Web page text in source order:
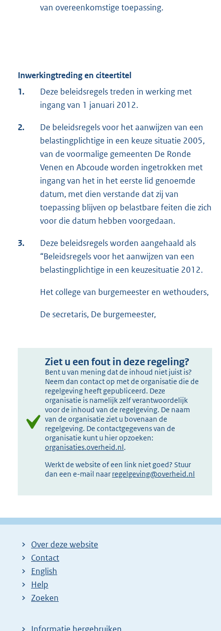
van overeenkomstige toepassing.
Inwerkingtreding en citeertitel
1.
Deze beleidsregels treden in werking met
ingang van 1 januari 2012.
2.
De beleidsregels voor het aanwijzen van een
belastingplichtige in een keuze situatie 2005,
van de voormalige gemeenten De Ronde
Venen en Abcoude worden ingetrokken met
ingang van het in het eerste lid genoemde
datum, met dien verstande dat zij van
toepassing blijven op belastbare feiten die zich
voor die datum hebben voorgedaan.
3.
Deze beleidsregels worden aangehaald als
“Beleidsregels voor het aanwijzen van een
belastingplichtige in een keuzesituatie 2012.
Het college van burgemeester en wethouders,
De secretaris, De burgemeester,
Ziet u een fout in deze regeling?
Bent u van mening dat de inhoud niet juist is?
Neem dan contact op met de organisatie die de
regelgeving heeft gepubliceerd. Deze
organisatie is namelijk zelf verantwoordelijk
voor de inhoud van de regelgeving. De naam
van de organisatie ziet u bovenaan de
regelgeving. De contactgegevens van de
organisatie kunt u hier opzoeken:
organisaties.overheid.nl.
Werkt de website of een link niet goed? Stuur
dan een e-mail naar regelgeving@overheid.nl
Over deze website
Contact
English
Help
Zoeken
Informatie hergebruiken